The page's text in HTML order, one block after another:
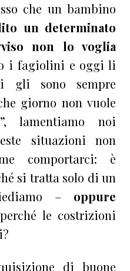
che un bambino
un determinato
non lo voglia
i fagiolini e oggi li
gli sono sempre
giorno non vuole
lamentiamo noi
situazioni non
comportarci: è
si tratta solo di un
– oppure
perché le costrizioni
di buone